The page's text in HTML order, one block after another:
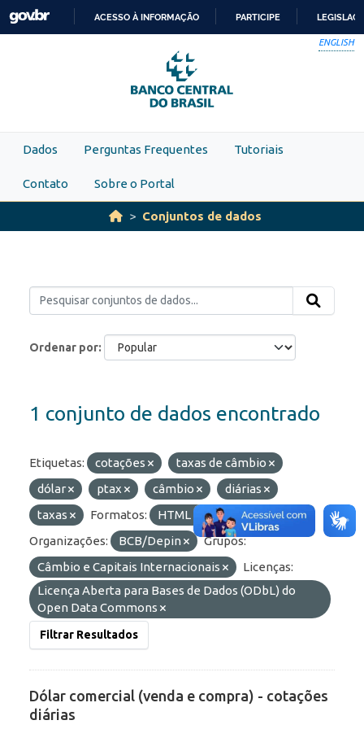
Skip to main content
PARA
O
CONTEÚDO
ACESSO À INFORMAÇÃO PARTICIPE
ENGLISH
Dados Perguntas Frequentes Tutoriais
Contato Sobre o Portal
Conjuntos de dados
Ordenar por
1 conjunto de dados encontrado
Etiquetas: cotações
taxas de câmbio
dólar
ptax câmbio
diárias
taxas
Formatos: HTML
JSON
Organizações:
BCB/Depin
Grupos:
Câmbio e Capitais Internacionais
Licenças:
Licença Aberta para Bases de Dados (ODbL) do
Open Data Commons
Filtrar Resultados
Dólar comercial (venda e compra) - cotações
diárias